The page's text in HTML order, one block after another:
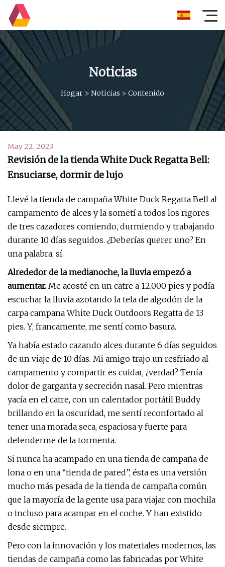
Noticias
Hogar > Noticias > Contenido
May 22, 2023
Revisión de la tienda White Duck Regatta Bell:
Ensuciarse, dormir de lujo
Llevé la tienda de campaña White Duck Regatta Bell al
campamento de alces y la sometí a todos los rigores
de tres cazadores comiendo, durmiendo y trabajando
durante 10 días seguidos. ¿Deberías querer uno? En
una palabra, sí.
Alrededor de la medianoche, la lluvia empezó a
aumentar. Me acosté en un catre a 12,000 pies y podía
escuchar la lluvia azotando la tela de algodón de la
carpa campana White Duck Outdoors Regatta de 13
pies. Y, francamente, me sentí como basura.
Ya había estado cazando alces durante 6 días seguidos
de un viaje de 10 días. Mi amigo trajo un resfriado al
campamento y compartir es cuidar, ¿verdad? Tenía
dolor de garganta y secreción nasal. Pero mientras
yacía en el catre, con un calentador portátil Buddy
brillando en la oscuridad, me sentí reconfortado al
tener una morada seca, espaciosa y fuerte para
defenderme de la tormenta.
Si nunca ha acampado en una tienda de campaña de
lona o en una “tienda de pared”, ésta es una versión
mucho más pesada de la tienda de campaña común
que la mayoría de la gente usa para viajar con mochila
o incluso para acampar en el coche. Y han existido
desde siempre.
Pero con la innovación y los materiales modernos, las
tiendas de campaña como las fabricadas por White